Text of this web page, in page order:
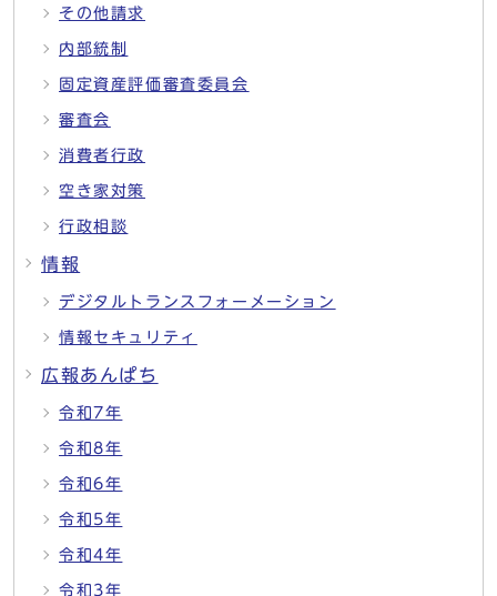
その他請求
内部統制
固定資産評価審査委員会
審査会
消費者行政
空き家対策
行政相談
情報
デジタルトランスフォーメーション
情報セキュリティ
広報あんぱち
令和7年
令和8年
令和6年
令和5年
令和4年
令和3年